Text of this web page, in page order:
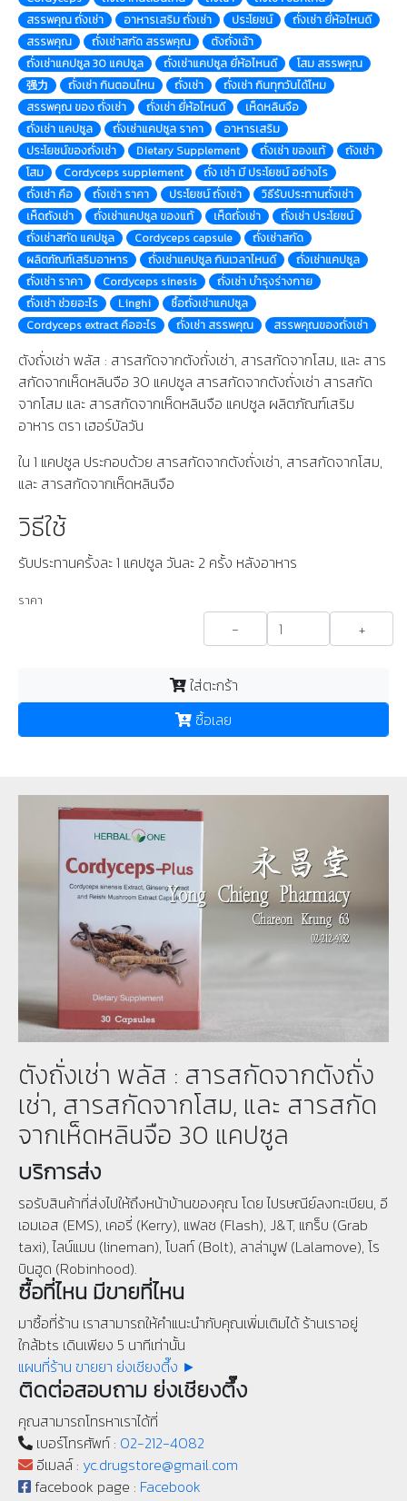
สรรพคุณ ถั่งเช่า
อาหารเสริม ถั่งเช่า ประโยชน์
ถั่งเช่า ยี่ห้อไหนดี
สรรพคุณ
ถั่งเช่าสกัด สรรพคุณ
ตังถั่งเฉ้า
ถั่งเช่าแคปซูล 30 แคปซูล
ถั่งเช่าแคปซูล ยี่ห้อไหนดี
โสม สรรพคุณ
强力
ถั่งเช่า กินตอนไหน ถั่งเช่า
ถั่งเช่า กินทุกวันได้ไหม
สรรพคุณ ของ ถั่งเช่า
ถั่งเช่า ยี่ห้อไหนดี
เห็ดหลินจือ
ถั่งเช่า แคปซูล
ถั่งเช่าแคปซูล ราคา
อาหารเสริม
ประโยชน์ของถั่งเช่า
Dietary Supplement ถั่งเช่า ของแท้
ถังเช่า
โสม
Cordyceps supplement
ถั่ง เช่า มี ประโยชน์ อย่างไร
ถั่งเช่า คือ
ถั่งเช่า ราคา ประโยชน์ ถั่งเช่า
วิธีรับประทานถั่งเช่า
เห็ดถังเช่า
ถั่งเช่าแคปซูล ของแท้ เห็ดถั่งเช่า
ถั่งเช่า ประโยชน์
ถั่งเช่าสกัด แคปซูล
Cordyceps capsule
ถั่งเช่าสกัด
ผลิตภัณฑ์เสริมอาหาร
ถั่งเช่าแคปซูล กินเวลาไหนดี
ถั่งเช่าแคปซูล
ถั่งเช่า ราคา
Cordyceps sinesis
ถั่งเช่า บำรุงร่างกาย
ถั่งเช่า ช่วยอะไร
Linghi
ซื้อถั่งเช่าแคปซูล
Cordyceps extract คืออะไร
ถั่งเช่า สรรพคุณ สรรพคุณของถั่งเช่า
ตังถั่งเช่า พลัส : สารสกัดจากตังถั่งเช่า, สารสกัดจากโสม, และ สาร
สกัดจากเห็ดหลินจือ 30 แคปซูล สารสกัดจากตังถั่งเช่า สารสกัด
จากโสม และ สารสกัดจากเห็ดหลินจือ แคปซูล ผลิตภัณฑ์เสริม
อาหาร ตรา เฮอร์บัลวัน
ใน 1 แคปซูล ประกอบด้วย สารสกัดจากตังถั่งเช่า, สารสกัดจากโสม,
และ สารสกัดจากเห็ดหลินจือ
วิธีใช้
รับประทานครั้งละ 1 แคปซูล วันละ 2 ครั้ง หลังอาหาร
ราคา
- +
ใส่ตะกร้า
ซื้อเลย
ตังถั่งเช่า พลัส : สารสกัดจากตังถั่ง
เช่า, สารสกัดจากโสม, และ สารสกัด
จากเห็ดหลินจือ 30 แคปซูล
บริการส่ง
รอรับสินค้าที่ส่งไปให้ถึงหน้าบ้านของคุณ โดย ไปรษณีย์ลงทะเบียน, อี
เอมเอส (EMS), เคอรี่ (Kerry), แฟลช (Flash), J&T, แกร็บ (Grab
taxi), ไลน์แมน (lineman), โบลท์ (Bolt), ลาล่ามูฟ (Lalamove), โร
บินฮูด (Robinhood).
ซื้อที่ไหน มีขายที่ไหน
มาซื้อที่ร้าน เราสามารถให้คำแนะนำกับคุณเพิ่มเติมได้ ร้านเราอยู่
ใกล้bts เดินเพียง 5 นาทีเท่านั้น
แผนที่ร้าน ขายยา ย่งเชียงตึ๊ง ►
ติดต่อสอบถาม ย่งเชียงตึ๊ง
คุณสามารถโทรหาเราได้ที่
เบอร์โทรศัพท์ : 02-212-4082
อีเมลล์ : yc.drugstore@gmail.com
facebook page : Facebook